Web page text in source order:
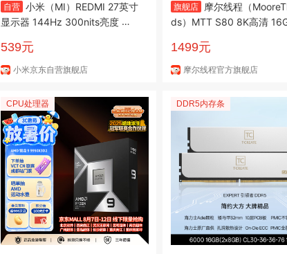
自营 小米（MI）REDMI 27英寸
显示器 144Hz 300nits亮度 专
公显示器屏 A27 2026款
539元
小米京东自营旗舰店
旗舰店
摩尔线程（
ds）MTT S80 8K高清
1499元
摩尔线程官方旗舰店
CPU处理器 DDR5内存条